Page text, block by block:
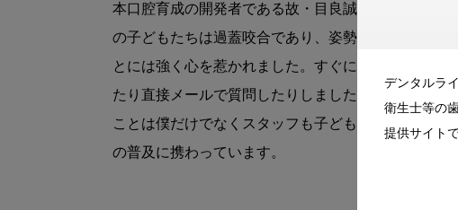
デンタルラ
衛生士等の
提供サイト
本口腔育成の開発者である故・目良誠先生からのも
の子どもたちは過蓋咬合であり、姿勢の悪さや子ど
とには強く心を惹かれました。すぐに目良先生のセ
たり直接メールで質問したりしました。そして徐々
ことは僕だけでなくスタッフも子どもたちの顕著な
の普及に携わっています。